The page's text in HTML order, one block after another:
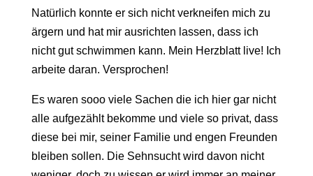
Natürlich konnte er sich nicht verkneifen mich zu
ärgern und hat mir ausrichten lassen, dass ich
nicht gut schwimmen kann. Mein Herzblatt live! Ich
arbeite daran. Versprochen!
Es waren sooo viele Sachen die ich hier gar nicht
alle aufgezählt bekomme und viele so privat, dass
diese bei mir, seiner Familie und engen Freunden
bleiben sollen. Die Sehnsucht wird davon nicht